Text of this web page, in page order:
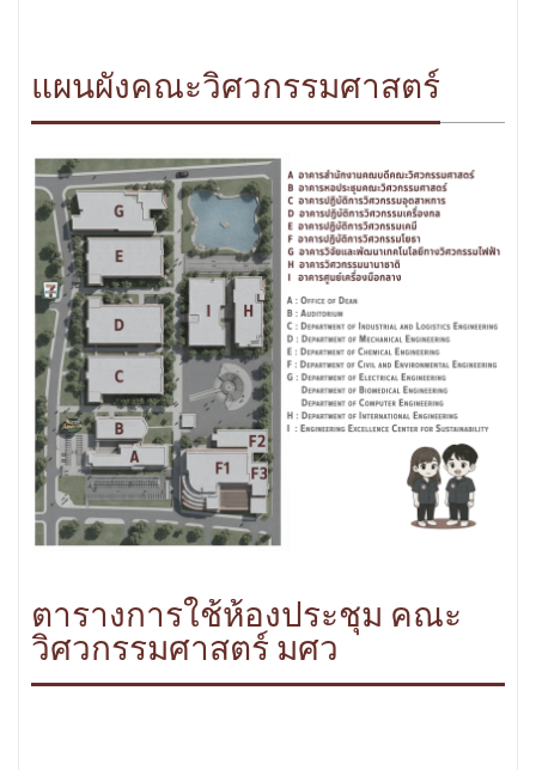
แผนผังคณะวิศวกรรมศาสตร์
ตารางการใช้ห้องประชุม คณะ
วิศวกรรมศาสตร์ มศว